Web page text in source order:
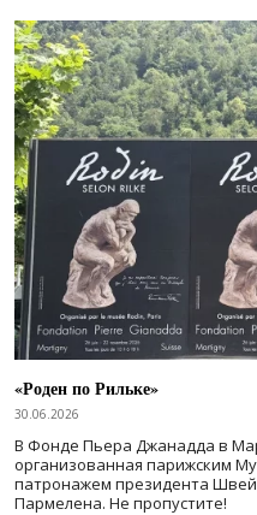
«Роден по Рильке»
30.06.2026
В Фонде Пьера Джанадда в
организованная парижским
патронажем президента
Пармелена. Не пропустите!